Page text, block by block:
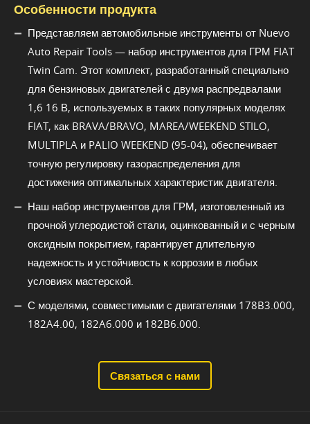
Особенности продукта
Представляем автомобильные инструменты от Nuevo
Auto Repair Tools — набор инструментов для ГРМ FIAT
Twin Cam. Этот комплект, разработанный специально
для бензиновых двигателей с двумя распредвалами
1,6 16 В, используемых в таких популярных моделях
FIAT, как BRAVA/BRAVO, MAREA/WEEKEND STILO,
MULTIPLA и PALIO WEEKEND (95-04), обеспечивает
точную регулировку газораспределения для
достижения оптимальных характеристик двигателя.
Наш набор инструментов для ГРМ, изготовленный из
прочной углеродистой стали, оцинкованный и с черным
оксидным покрытием, гарантирует длительную
надежность и устойчивость к коррозии в любых
условиях мастерской.
С моделями, совместимыми с двигателями 178B3.000,
182A4.00, 182A6.000 и 182B6.000.
Связаться с нами